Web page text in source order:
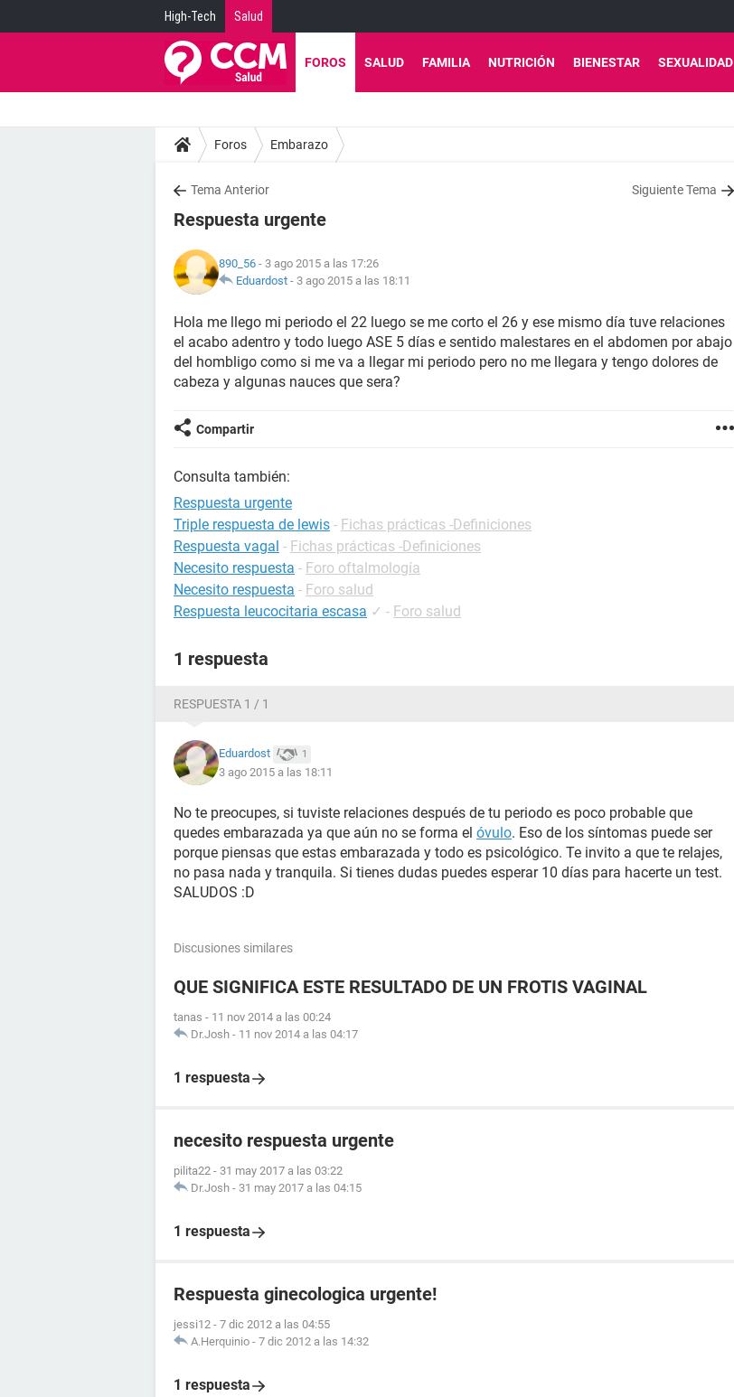
High-Tech Salud
FOROS SALUD FAMILIA NUTRICIÓN BIENESTAR SEXUALIDAD
Foros Embarazo
Tema Anterior Siguiente Tema
Respuesta urgente
890_56 - 3 ago 2015 a las 17:26
Eduardost - 3 ago 2015 a las 18:11
Hola me llego mi periodo el 22 luego se me corto el 26 y ese mismo día tuve relaciones
el acabo adentro y todo luego ASE 5 días e sentido malestares en el abdomen por abajo
del hombligo como si me va a llegar mi periodo pero no me llegara y tengo dolores de
cabeza y algunas nauces que sera?
Compartir
Consulta también:
Respuesta urgente
Triple respuesta de lewis - Fichas prácticas -Definiciones
Respuesta vagal - Fichas prácticas -Definiciones
Necesito respuesta - Foro oftalmología
Necesito respuesta - Foro salud
Respuesta leucocitaria escasa ✓ - Foro salud
1 respuesta
RESPUESTA 1 / 1
Eduardost 1
3 ago 2015 a las 18:11
No te preocupes, si tuviste relaciones después de tu periodo es poco probable que
quedes embarazada ya que aún no se forma el óvulo. Eso de los síntomas puede ser
porque piensas que estas embarazada y todo es psicológico. Te invito a que te relajes,
no pasa nada y tranquila. Si tienes dudas puedes esperar 10 días para hacerte un test.
SALUDOS :D
Discusiones similares
QUE SIGNIFICA ESTE RESULTADO DE UN FROTIS VAGINAL
tanas - 11 nov 2014 a las 00:24
Dr.Josh - 11 nov 2014 a las 04:17
1 respuesta
necesito respuesta urgente
pilita22 - 31 may 2017 a las 03:22
Dr.Josh - 31 may 2017 a las 04:15
1 respuesta
Respuesta ginecologica urgente!
jessi12 - 7 dic 2012 a las 04:55
A.Herquinio - 7 dic 2012 a las 14:32
1 respuesta